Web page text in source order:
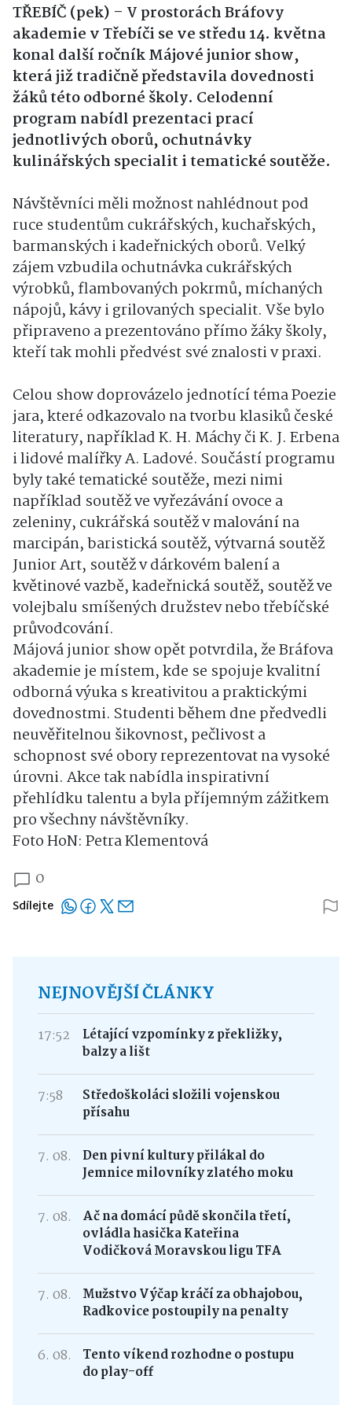
TŘEBÍČ (pek) – V prostorách Bráfovy
akademie v Třebíči se ve středu 14. května
konal další ročník Májové junior show,
která již tradičně představila dovednosti
žáků této odborné školy. Celodenní
program nabídl prezentaci prací
jednotlivých oborů, ochutnávky
kulinářských specialit i tematické soutěže.
Návštěvníci měli možnost nahlédnout pod
ruce studentům cukrářských, kuchařských,
barmanských i kadeřnických oborů. Velký
zájem vzbudila ochutnávka cukrářských
výrobků, flambovaných pokrmů, míchaných
nápojů, kávy i grilovaných specialit. Vše bylo
připraveno a prezentováno přímo žáky školy,
kteří tak mohli předvést své znalosti v praxi.
Celou show doprovázelo jednotící téma Poezie
jara, které odkazovalo na tvorbu klasiků české
literatury, například K. H. Máchy či K. J. Erbena
i lidové malířky A. Ladové. Součástí programu
byly také tematické soutěže, mezi nimi
například soutěž ve vyřezávání ovoce a
zeleniny, cukrářská soutěž v malování na
marcipán, baristická soutěž, výtvarná soutěž
Junior Art, soutěž v dárkovém balení a
květinové vazbě, kadeřnická soutěž, soutěž ve
volejbalu smíšených družstev nebo třebíčské
průvodcování.
Májová junior show opět potvrdila, že Bráfova
akademie je místem, kde se spojuje kvalitní
odborná výuka s kreativitou a praktickými
dovednostmi. Studenti během dne předvedli
neuvěřitelnou šikovnost, pečlivost a
schopnost své obory reprezentovat na vysoké
úrovni. Akce tak nabídla inspirativní
přehlídku talentu a byla příjemným zážitkem
pro všechny návštěvníky.
Foto HoN: Petra Klementová
0
Sdílejte
NEJNOVĚJŠÍ ČLÁNKY
17:52
Létající vzpomínky z překližky,
balzy a lišt
7:58
Středoškoláci složili vojenskou
přísahu
7. 08.
Den pivní kultury přilákal do
Jemnice milovníky zlatého moku
7. 08.
Ač na domácí půdě skončila třetí,
ovládla hasička Kateřina
Vodičková Moravskou ligu TFA
7. 08.
Mužstvo Výčap kráčí za obhajobou,
Radkovice postoupily na penalty
6. 08.
Tento víkend rozhodne o postupu
do play-off